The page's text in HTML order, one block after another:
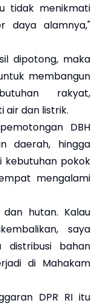
tidak menikmati
daya alamnya,"
dipotong, maka
membangun
rakyat,
air dan listrik.
DBH
daerah, hingga
kebutuhan pokok
mengalami
hutan. Kalau
saya
distribusi bahan
di Mahakam
DPR RI itu